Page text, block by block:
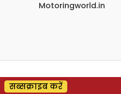
Motoringworld.in
सब्सक्राइब करें